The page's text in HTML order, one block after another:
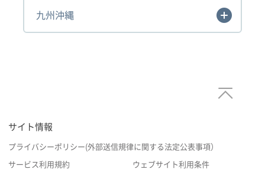
九州沖縄
サイト情報
プライバシーポリシー(外部送信規律に関する法定公表事項）
サービス利用規約 ウェブサイト利用条件